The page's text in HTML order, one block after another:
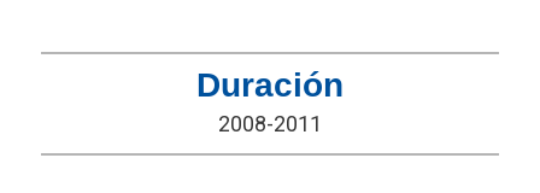
Duración
2008-2011